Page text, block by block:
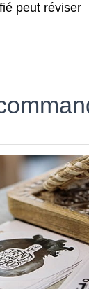
peut réviser